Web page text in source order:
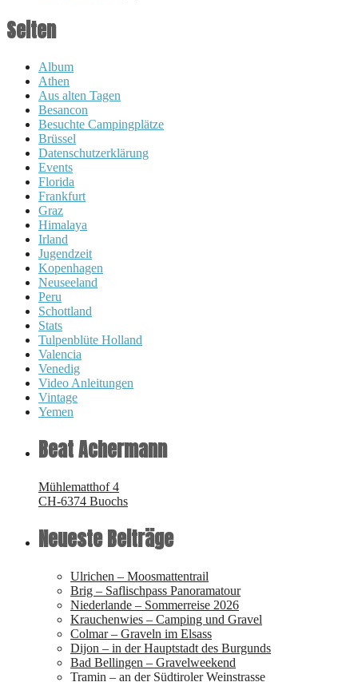
Seiten
Album
Athen
Aus alten Tagen
Besancon
Besuchte Campingplätze
Brüssel
Datenschutzerklärung
Events
Florida
Frankfurt
Graz
Himalaya
Irland
Jugendzeit
Kopenhagen
Neuseeland
Peru
Schottland
Stats
Tulpenblüte Holland
Valencia
Venedig
Video Anleitungen
Vintage
Yemen
Beat Achermann
Mühlematthof 4
CH-6374 Buochs
Neueste Beiträge
Ulrichen – Moosmattentrail
Brig – Saflischpass Panoramatour
Niederlande – Sommerreise 2026
Krauchenwies – Camping und Gravel
Colmar – Graveln im Elsass
Dijon – in der Hauptstadt des Burgunds
Bad Bellingen – Gravelweekend
Tramin – an der Südtiroler Weinstrasse